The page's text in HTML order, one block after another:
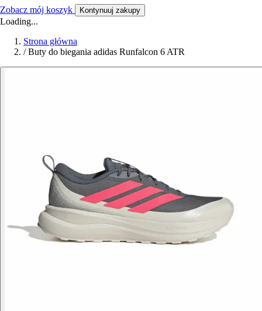
Zobacz mój koszyk Kontynuuj zakupy
Loading...
Strona główna
/ Buty do biegania adidas Runfalcon 6 ATR